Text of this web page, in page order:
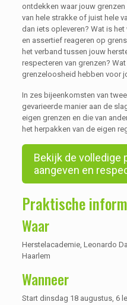
ontdekken waar jouw
van hele strakke of juist hele
dan iets opleveren? Wat is
en assertief reageren op
het verband tussen jouw
respecteren van grenzen?
grenzeloosheid hebben voor
In zes bijeenkomsten van
gevarieerde manier aan de
eigen grenzen en die van
het herpakken van de eigen
Bekijk de volledige
aangeven en
Praktische
Waar
Herstelacademie, Leonardo
Haarlem
Wanneer
Start dinsdag 18 augustus, 6